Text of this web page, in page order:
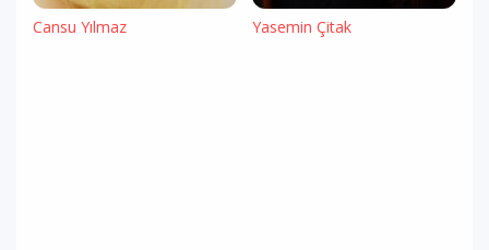
Cansu Yılmaz Yasemin Çitak